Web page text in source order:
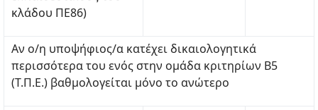
κλάδου ΠΕ86)
Αν ο/η υποψήφιος/α κατέχει δικαιολογητικά
περισσότερα του ενός στην ομάδα κριτηρίων Β5
(Τ.Π.Ε.) βαθμολογείται μόνο το ανώτερο